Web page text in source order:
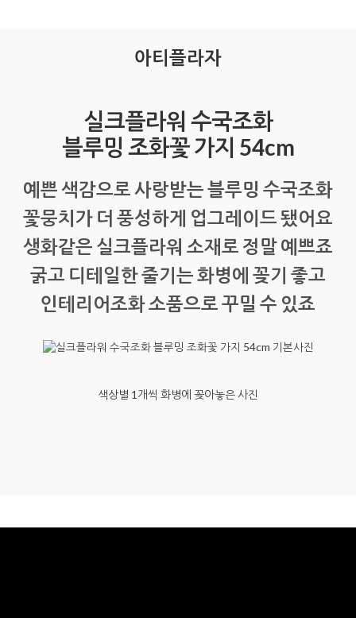
아티플라자
실크플라워 수국조화
블루밍 조화꽃 가지 54cm
예쁜 색감으로 사랑받는 블루밍 수국조화
꽃뭉치가 더 풍성하게 업그레이드 됐어요
생화같은 실크플라워 소재로 정말 예쁘죠
굵고 디테일한 줄기는 화병에 꽂기 좋고
인테리어조화 소품으로 꾸밀 수 있죠
색상별 1개씩 화병에 꽂아놓은 사진